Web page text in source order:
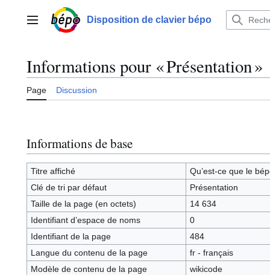
contenuMenu principalDisposition de clavier bépo
Informations pour « Présentation »
Page Discussion
Informations de base
Titre affiché
Qu’est-ce que le
Clé de tri par défaut
Présentation
Taille de la page (en octets)
14 634
Identifiant dʼespace de noms
0
Identifiant de la page
484
Langue du contenu de la page
fr - français
Modèle de contenu de la page
wikicode